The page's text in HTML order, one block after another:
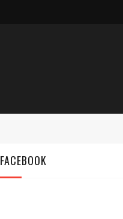
FACEBOOK